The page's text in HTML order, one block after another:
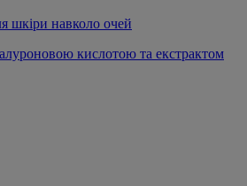
шкіри навколо очей
кислотою та екстрактом